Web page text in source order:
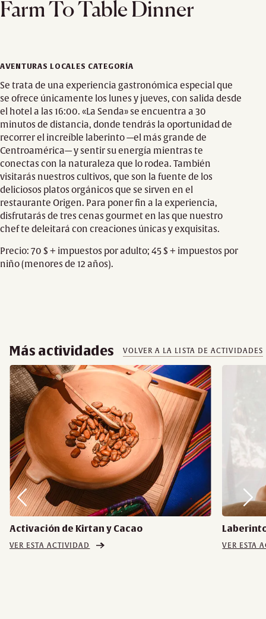
Farm To Table Dinner
AVENTURAS LOCALES CATEGORÍA
Se trata de una experiencia gastronómica especial que
se ofrece únicamente los lunes y jueves, con salida desde
el hotel a las 16:00. «La Senda» se encuentra a 30
minutos de distancia, donde tendrás la oportunidad de
recorrer el increíble laberinto —el más grande de
Centroamérica— y sentir su energía mientras te
conectas con la naturaleza que lo rodea. También
visitarás nuestros cultivos, que son la fuente de los
deliciosos platos orgánicos que se sirven en el
restaurante Origen. Para poner fin a la experiencia,
disfrutarás de tres cenas gourmet en las que nuestro
chef te deleitará con creaciones únicas y exquisitas.
Precio: 70 $ + impuestos por adulto; 45 $ + impuestos por
niño (menores de 12 años).
Más actividades VOLVER A LA LISTA DE ACTIVIDADES
Activación de Kirtan y Cacao
VER ESTA ACTIVIDAD VER ESTA